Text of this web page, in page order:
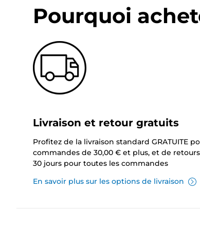
Pourquoi
Livraison et retour gratuits
Profitez de la livraison standard GRATUITE
commandes de 30,00 € et plus, et de
30 jours pour toutes les commandes
En savoir plus sur les options de livraison